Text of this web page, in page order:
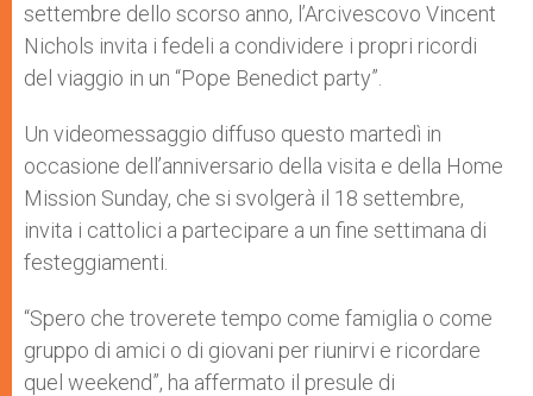
settembre dello scorso anno, l’Arcivescovo Vincent
Nichols invita i fedeli a condividere i propri ricordi
del viaggio in un “Pope Benedict party”.
Un videomessaggio diffuso questo martedì in
occasione dell’anniversario della visita e della Home
Mission Sunday, che si svolgerà il 18 settembre,
invita i cattolici a partecipare a un fine settimana di
festeggiamenti.
“Spero che troverete tempo come famiglia o come
gruppo di amici o di giovani per riunirvi e ricordare
quel weekend”, ha affermato il presule di